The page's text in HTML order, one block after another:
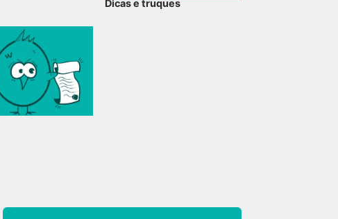
Dicas e truques